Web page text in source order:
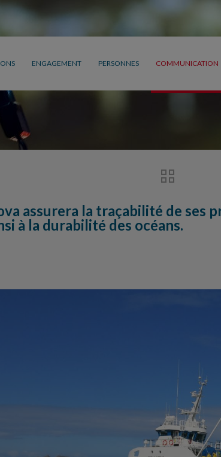
ENGAGEMENT PERSONNES COMMUNICATION
assurera la traçabilité de ses
à la durabilité des océans.